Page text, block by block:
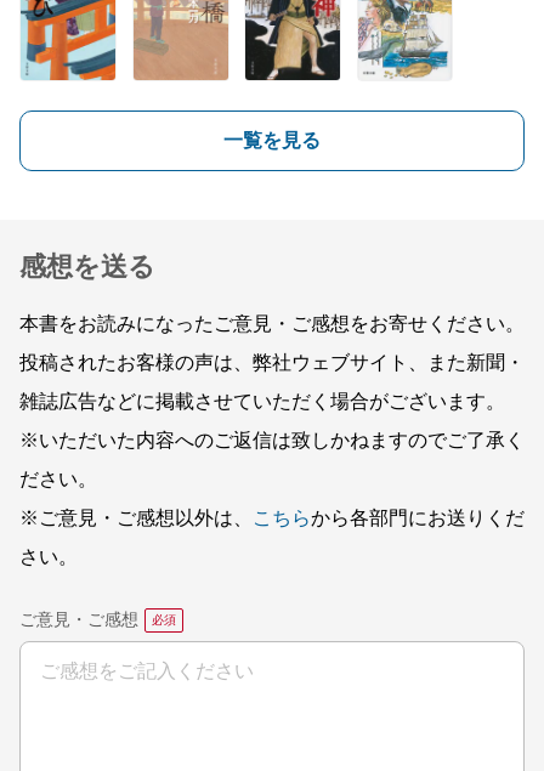
一覧を見る
感想を送る
本書をお読みになったご意見・ご感想をお寄せください。
投稿されたお客様の声は、弊社ウェブサイト、また新聞・
雑誌広告などに掲載させていただく場合がございます。
※いただいた内容へのご返信は致しかねますのでご了承く
ださい。
※ご意見・ご感想以外は、
こちらから各部門にお送りくだ
さい。
ご意見・ご感想